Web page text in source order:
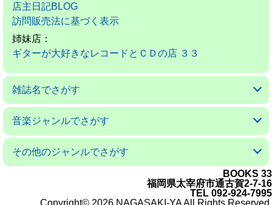
店主日記BLOG
訪問販売法に基づく表示
姉妹店：
ギターが大好きなレコードとＣＤの店 ３３
雑誌名でさがす
アコースティックギターマガジン
ギターマガジン
ギターミュージック(新掘)
現代ギター
ゴールドワックス
サウンド＆レコーディングマガジン
サウンドデザイナー
サックス＆ブラス・マガジン
ザ・ディグ
ジャズライフ
スイングジャーナル
ストレンジ・デイズ
ダウンビート
バーン
パセオフラメンコ
PCミュージック
プレイヤー
ベースマガジン
ミュージックマガジン
ヤングギター
リズム＆ドラムマガジン
レコード・コレクターズ
ロッキング・オン
ロッキング・オン・ジャパン
音楽ジャンルでさがす
クラシックギターの本
フラメンコとスペインの本
アコギの本
ジャズの本
音楽の本
その他のジャンルでさがす
クルマ／モータースポーツの本
BOOKS 33
福岡県太宰府市通古賀2-7-16
TEL 092-924-7995
Copyright© 2026 NAGASAKI-YA All Rights Reserved.